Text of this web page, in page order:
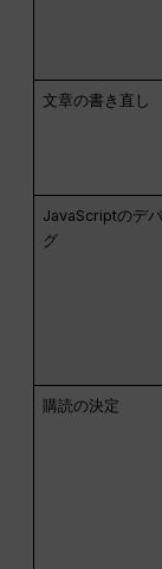
文章の書き直し
JavaScriptのデ
グ
購読の決定